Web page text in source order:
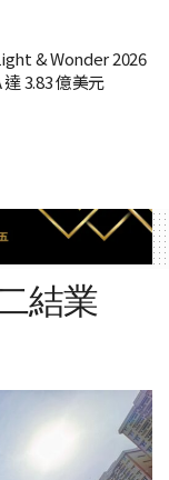
& Wonder 2026
3.83 億美元
結業